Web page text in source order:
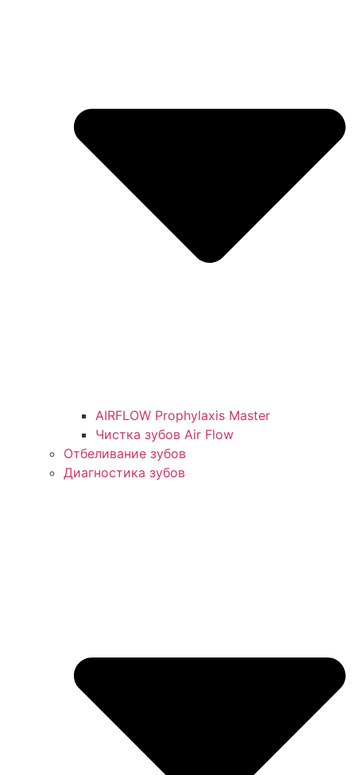
AIRFLOW Prophylaxis Master
Чистка зубов Air Flow
Отбеливание зубов
Диагностика зубов